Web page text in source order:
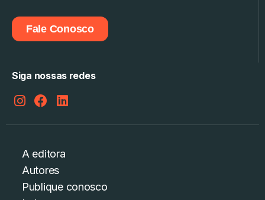
Fale Conosco
Siga nossas redes
A editora
Autores
Publique conosco